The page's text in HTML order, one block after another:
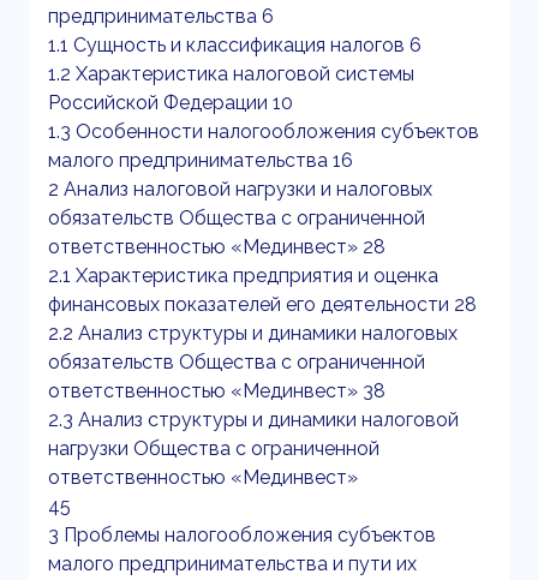
предпринимательства 6
1.1 Сущность и классификация налогов 6
1.2 Характеристика налоговой системы
Российской Федерации 10
1.3 Особенности налогообложения субъектов
малого предпринимательства 16
2 Анализ налоговой нагрузки и налоговых
обязательств Общества с ограниченной
ответственностью «Мединвест» 28
2.1 Характеристика предприятия и оценка
финансовых показателей его деятельности 28
2.2 Анализ структуры и динамики налоговых
обязательств Общества с ограниченной
ответственностью «Мединвест» 38
2.3 Анализ структуры и динамики налоговой
нагрузки Общества с ограниченной
ответственностью «Мединвест»
45
3 Проблемы налогообложения субъектов
малого предпринимательства и пути их